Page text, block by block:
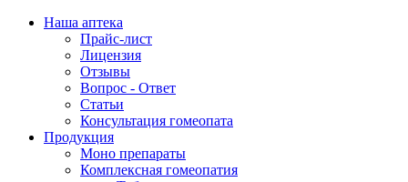
Наша аптека
Прайс-лист
Лицензия
Отзывы
Вопрос - Ответ
Статьи
Консультация гомеопата
Продукция
Моно препараты
Комплексная гомеопатия